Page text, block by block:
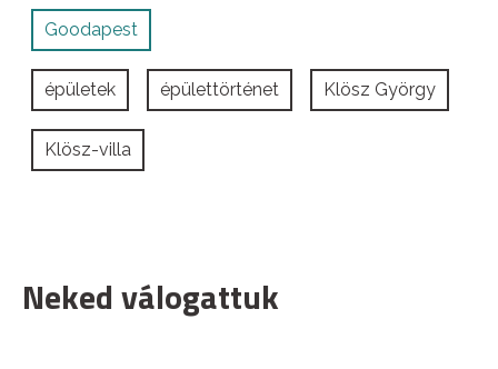
Goodapest
épületek épülettörténet Klösz György
Klösz-villa
Neked válogattuk